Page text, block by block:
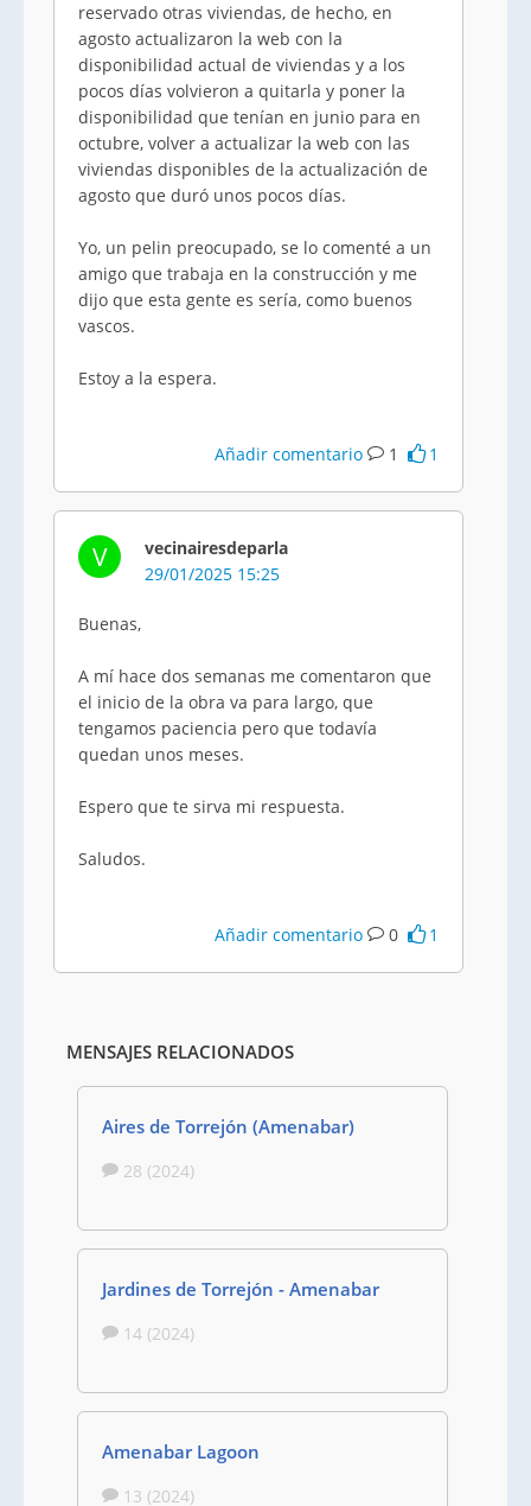
reservado otras viviendas, de hecho, en
agosto actualizaron la web con la
disponibilidad actual de viviendas y a los
pocos días volvieron a quitarla y poner la
disponibilidad que tenían en junio para en
octubre, volver a actualizar la web con las
viviendas disponibles de la actualización de
agosto que duró unos pocos días.
Yo, un pelin preocupado, se lo comenté a un
amigo que trabaja en la construcción y me
dijo que esta gente es sería, como buenos
vascos.
Estoy a la espera.
Añadir comentario 1 1
V
vecinairesdeparla
29/01/2025 15:25
Buenas,
A mí hace dos semanas me comentaron que
el inicio de la obra va para largo, que
tengamos paciencia pero que todavía
quedan unos meses.
Espero que te sirva mi respuesta.
Saludos.
Añadir comentario 0 1
MENSAJES RELACIONADOS
Aires de Torrejón (Amenabar)
28 (2024)
Jardines de Torrejón - Amenabar
14 (2024)
Amenabar Lagoon
13 (2024)